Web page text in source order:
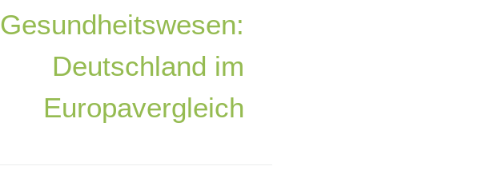
Gesundheitswesen:
Deutschland im
Europavergleich